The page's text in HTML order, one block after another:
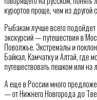
курортов проще, чем из другой
Рыбакам лучше всего
экскурсий — путешествия в
Поволжье. Экстремалы и
Байкал, Камчатку и Алтай, где
путешествовать пешком или на
А еще в России много
— от Нижнего Новгорода до